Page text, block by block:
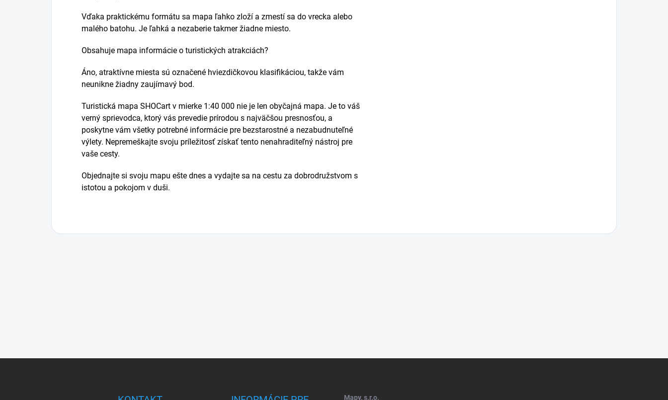
Vďaka praktickému formátu sa mapa ľahko zloží a zmestí sa do vrecka alebo
malého batohu. Je ľahká a nezaberie takmer žiadne miesto.
Obsahuje mapa informácie o turistických atrakciách?
Áno, atraktívne miesta sú označené hviezdičkovou klasifikáciou, takže vám
neunikne žiadny zaujímavý bod.
Turistická mapa SHOCart v mierke 1:40 000 nie je len obyčajná mapa. Je to váš
verný sprievodca, ktorý vás prevedie prírodou s najväčšou presnosťou, a
poskytne vám všetky potrebné informácie pre bezstarostné a nezabudnuteľné
výlety. Nepremeškajte svoju príležitosť získať tento nenahraditeľný nástroj pre
vaše cesty.
Objednajte si svoju mapu ešte dnes a vydajte sa na cestu za dobrodružstvom s
istotou a pokojom v duši.
Mapy, s.r.o.